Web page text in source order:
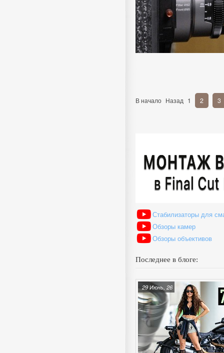
В начало Назад 1 2 3
Стабилизаторы для
Обзоры камер
Обзоры объективов
Последнее в блоге:
29 Июнь, 26